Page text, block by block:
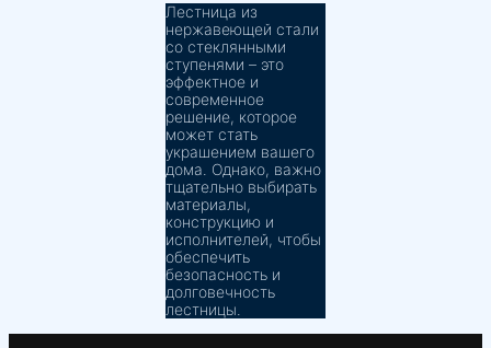
Лестница из
нержавеющей стали
со стеклянными
ступенями – это
эффектное и
современное
решение, которое
может стать
украшением вашего
дома. Однако, важно
тщательно выбирать
материалы,
конструкцию и
исполнителей, чтобы
обеспечить
безопасность и
долговечность
лестницы.